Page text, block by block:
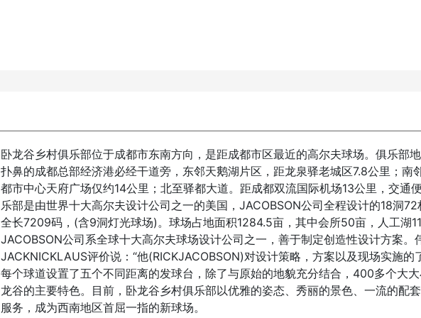
卧龙谷乡村俱乐部位于成都市东南方向，是距成都市区最近的高尔夫球场。俱乐部
扑鼻的成都总部经济港必经干道旁，东邻天鹅湖片区，距龙泉驿老城区7.8公里；南
都市中心天府广场仅约14公里；北至驿都大道。距成都双流国际机场13公里，交通
乐部是由世界十大高尔夫设计公司之一的美国，JACOBSON公司全程设计的18洞72
全长7209码，(含9洞灯光球场)。球场占地面积1284.5亩，其中会所50亩，人工湖
JACOBSON公司系全球十大高尔夫球场设计公司之一，善于制定创造性设计方案。
JACKNICKLAUS评价说：“他(RICKJACOBSON)对设计策略，方案以及现场实施的
每个球道设置了五个不同距离的发球台，除了与原始的地貌充分结合，400多个大
龙谷的主要特色。目前，卧龙谷乡村俱乐部以优雅的姿态、秀丽的景色、一流的配
服务，成为西南地区首屈一指的新球场。